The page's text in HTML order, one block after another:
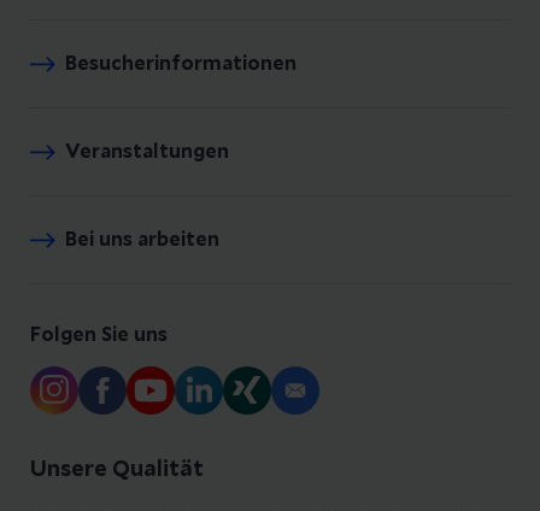
Besucherinformationen
Veranstaltungen
Bei uns arbeiten
Folgen Sie uns
Unsere Qualität